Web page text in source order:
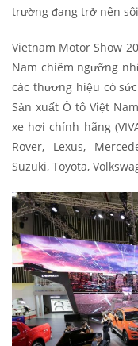
trường đang trở nên
Vietnam Motor Show
Nam chiêm ngưỡng
các thương hiệu có
Sản xuất Ô tô Việt
xe hơi chính hãng
Rover, Lexus,
Suzuki, Toyota,